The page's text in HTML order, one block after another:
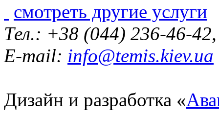
смотреть другие услуги
Тел.: +38 (044) 236-46-
E-mail: info@temis.kiev.ua
Дизайн и разработка «